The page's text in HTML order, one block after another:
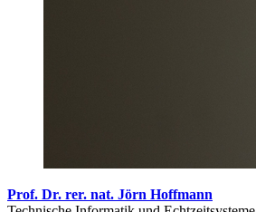
Prof. Dr. rer. nat. Jörn Hoffmann